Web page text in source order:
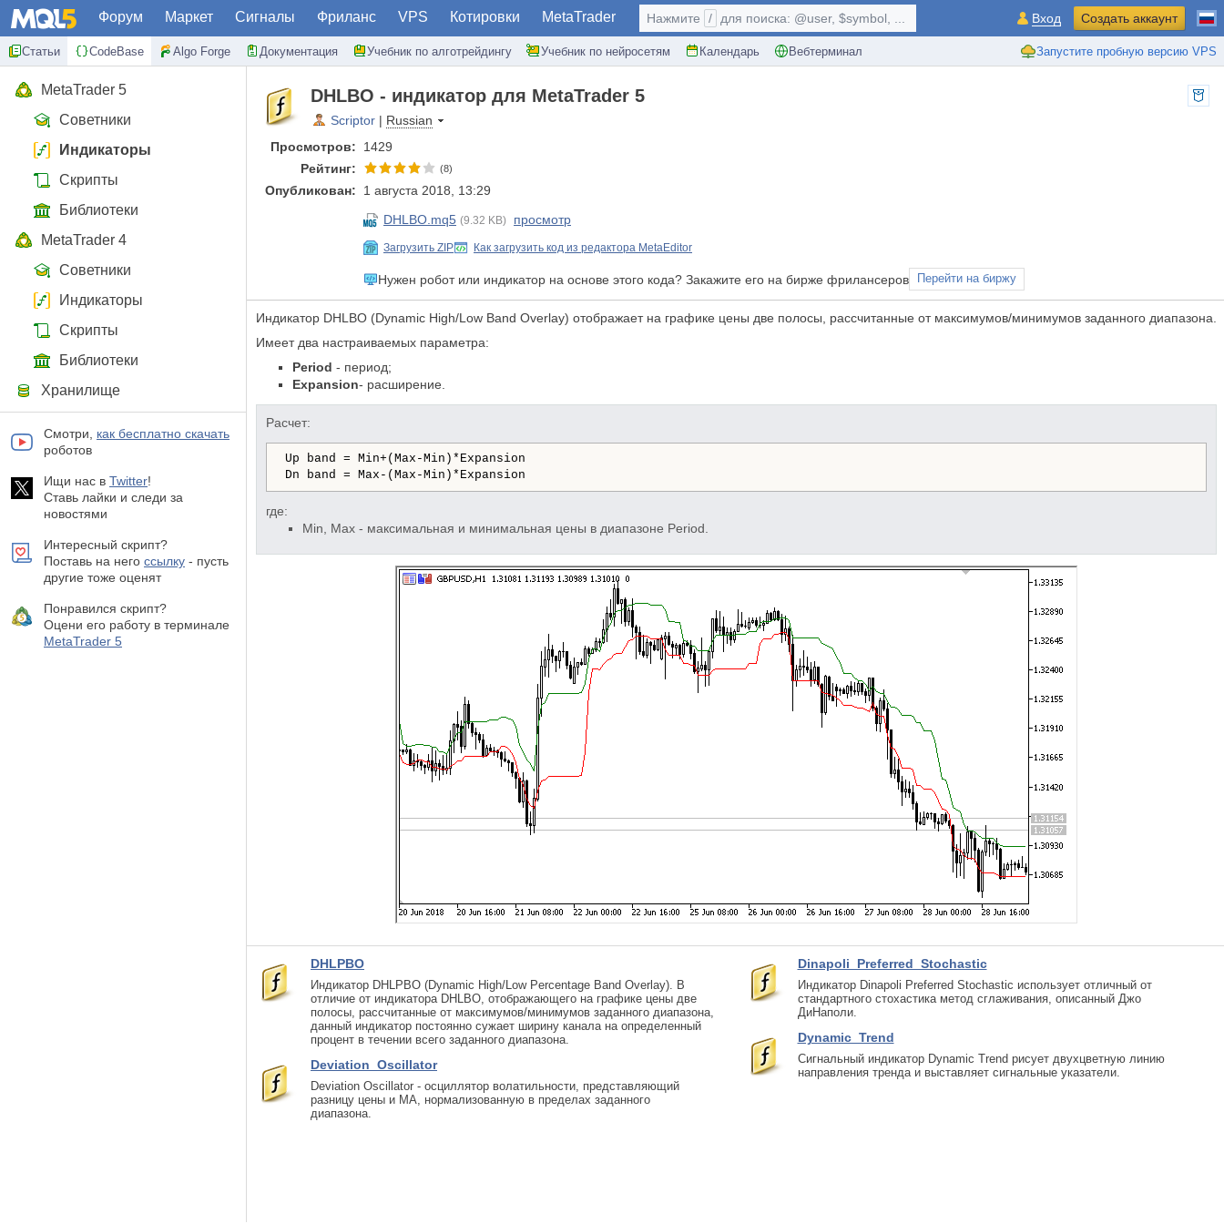
Форум Маркет Сигналы Фриланс VPS Котировки MetaTrader
Статьи CodeBase Algo Forge Документация Учебник по алготрейдингу Учебник по нейросетям Календарь Вебтерминал Запустите пробную версию VPS
Нажмите / для поиска: @user, $symbol, ... Вход Создать аккаунт
MetaTrader 5
Советники
Индикаторы
Скрипты
Библиотеки
MetaTrader 4
Советники
Индикаторы
Скрипты
Библиотеки
Хранилище
Смотри, как бесплатно скачать
роботов
Ищи нас в Twitter!
Ставь лайки и следи за
новостями
Интересный скрипт?
Поставь на него ссылку - пусть
другие тоже оценят
Понравился скрипт?
Оцени его работу в терминале
MetaTrader 5
DHLBO - индикатор для MetaTrader 5
Scriptor | Russian
Просмотров:
1429
Рейтинг:
(8)
Опубликован:
1 августа 2018, 13:29
DHLBO.mq5 (9.32 KB) просмотр
Загрузить ZIP Как загрузить код из редактора MetaEditor
Нужен робот или индикатор на основе этого кода? Закажите его на бирже фрилансеров Перейти на биржу
Индикатор DHLBO (Dynamic High/Low Band Overlay) отображает на графике цены две полосы, рассчитанные от максимумов/минимумов заданного диапазона.
Имеет два настраиваемых параметра:
Period - период;
Expansion- расширение.
Расчет:
Up band = Min+(Max-Min)*Expansion
Dn band = Max-(Max-Min)*Expansion
где:
Min, Max - максимальная и минимальная цены в диапазоне Period.
Dinapoli_Preferred_Stochastic
Индикатор Dinapoli Preferred Stochastic использует отличный от
стандартного стохастика метод сглаживания, описанный Джо
ДиНаполи.
Dynamic_Trend
Сигнальный индикатор Dynamic Trend рисует двухцветную линию
направления тренда и выставляет сигнальные указатели.
DHLPBO
Индикатор DHLPBO (Dynamic High/Low Percentage Band Overlay). В
отличие от индикатора DHLBO, отображающего на графике цены две
полосы, рассчитанные от максимумов/минимумов заданного диапазона,
данный индикатор постоянно сужает ширину канала на определенный
процент в течении всего заданного диапазона.
Deviation_Oscillator
Deviation Oscillator - осциллятор волатильности, представляющий
разницу цены и MA, нормализованную в пределах заданного
диапазона.